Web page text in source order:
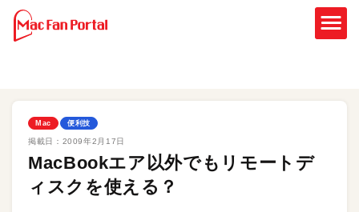
Mac 便利技
掲載日： 2009年2月17日
MacBookエア以外でもリモートデ
ィスクを使える？